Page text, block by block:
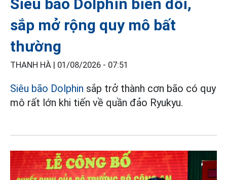
Siêu bão Dolphin biến đổi,
sắp mở rộng quy mô bất
thường
THANH HÀ | 01/08/2026 - 07:51
Siêu bão Dolphin sắp trở thành cơn bão có quy
mô rất lớn khi tiến về quần đảo Ryukyu.